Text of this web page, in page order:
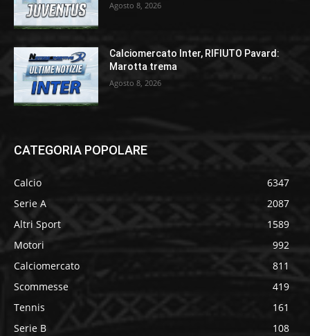
Agosto 8, 2026
Calciomercato Inter, RIFIUTO Pavard:
Marotta trema
Agosto 8, 2026
CATEGORIA POPOLARE
Calcio
6347
Serie A
2087
Altri Sport
1589
Motori
992
Calciomercato
811
Scommesse
419
Tennis
161
Serie B
108